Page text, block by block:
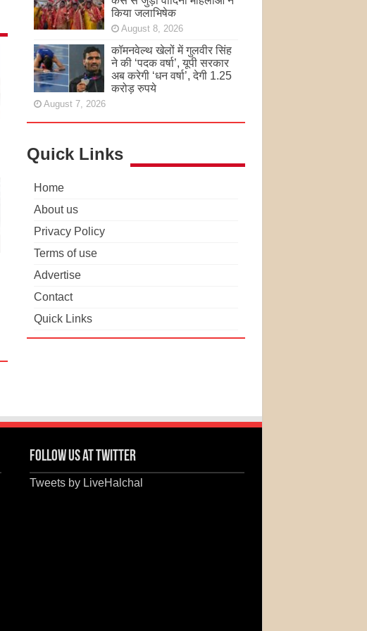
किया जलाभिषेक
August 8, 2026
कॉमनवेल्थ खेलों में गुलवीर सिंह
ने की ‘पदक वर्षा’, यूपी सरकार
अब करेगी ‘धन वर्षा’, देगी 1.25
करोड़ रुपये
August 7, 2026
Quick Links
Home
About us
Privacy Policy
Terms of use
Advertise
Contact
Quick Links
Follow us at Twitter
Tweets by LiveHalchal